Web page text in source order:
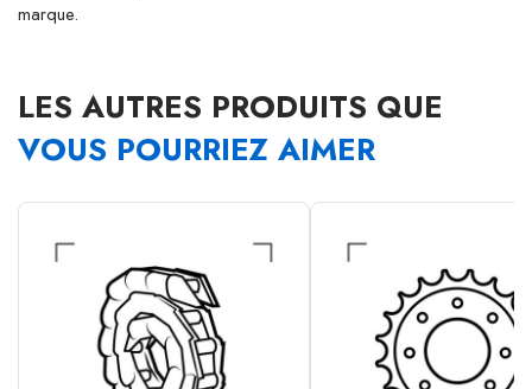
marque.
LES AUTRES PRODUITS QUE
VOUS POURRIEZ AIMER